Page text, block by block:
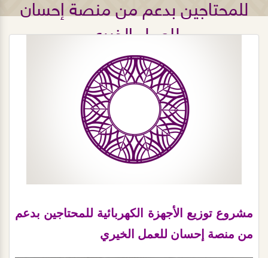
للمحتاجين بدعم من منصة إحسان
للعمل الخيري
مشروع توزيع الأجهزة الكهربائية للمحتاجين بدعم
من منصة إحسان للعمل الخيري